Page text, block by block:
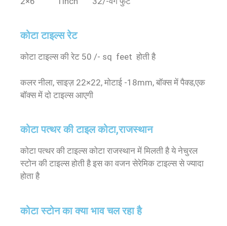
कोटा टाइल्स रेट
कोटा टाइल्स की रेट 50 /- sq feet होती है
कलर नीला, साइज़ 22×22, मोटाई -18mm, बॉक्स में पैक्ड,एक
बॉक्स में दो टाइल्स आएगी
कोटा पत्थर की टाइल कोटा,राजस्थान
कोटा पत्थर की टाइल्स कोटा राजस्थान में मिलती है ये नेचुरल
स्टोन की टाइल्स होती है इस का वजन सेरेमिक टाइल्स से ज्यादा
होता है
कोटा स्टोन का क्या भाव चल रहा है